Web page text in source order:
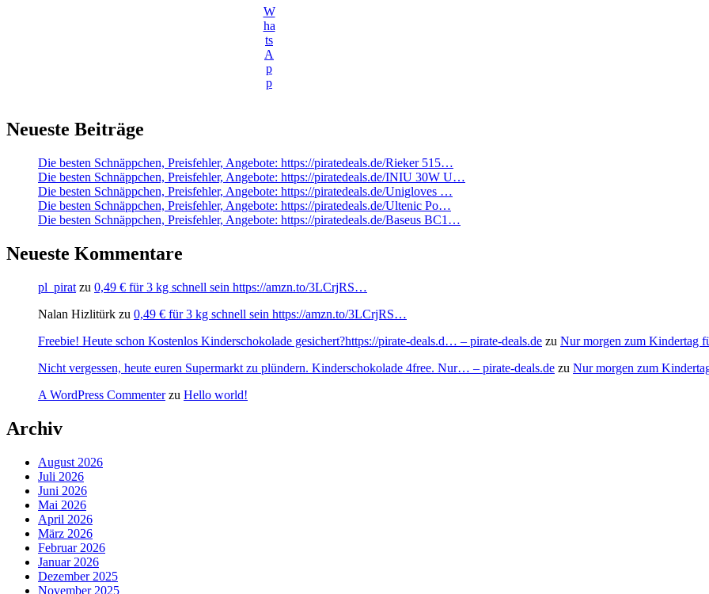
W
ha
ts
A
p
p
Neueste Beiträge
Die besten Schnäppchen, Preisfehler, Angebote: https://piratedeals.de/Rieker 515…
Die besten Schnäppchen, Preisfehler, Angebote: https://piratedeals.de/INIU 30W U…
Die besten Schnäppchen, Preisfehler, Angebote: https://piratedeals.de/Unigloves …
Die besten Schnäppchen, Preisfehler, Angebote: https://piratedeals.de/Ultenic Po…
Die besten Schnäppchen, Preisfehler, Angebote: https://piratedeals.de/Baseus BC1…
Neueste Kommentare
pl_pirat zu 0,49 € für 3 kg schnell sein https://amzn.to/3LCrjRS…
Nalan Hizlitürk zu 0,49 € für 3 kg schnell sein https://amzn.to/3LCrjRS…
Freebie! Heute schon Kostenlos Kinderschokolade gesichert?https://pirate-deals.d… – pirate-deals.de zu Nur morgen zum Kindertag
Nicht vergessen, heute euren Supermarkt zu plündern. Kinderschokolade 4free. Nur… – pirate-deals.de zu Nur morgen zum
A WordPress Commenterzu Hello world!
Archiv
August 2026
Juli 2026
Juni 2026
Mai 2026
April 2026
März 2026
Februar 2026
Januar 2026
Dezember 2025
November 2025